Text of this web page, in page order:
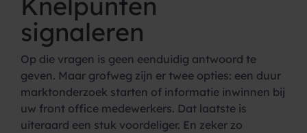
signaleren
Op die vragen is geen eenduidig antwoord te
geven. Maar grofweg zijn er twee opties: een duur
marktonderzoek starten of informatie inwinnen bij
uw front office medewerkers. Dat laatste is
uiteraard een stuk voordeliger. En zeker zo